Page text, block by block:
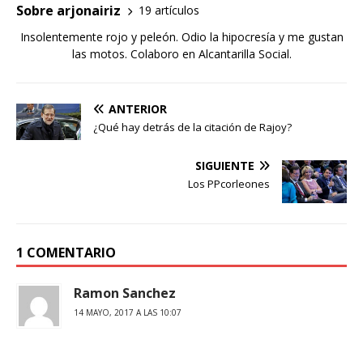
Sobre arjonairiz
19 artículos
Insolentemente rojo y peleón. Odio la hipocresía y me gustan
las motos. Colaboro en Alcantarilla Social.
ANTERIOR
¿Qué hay detrás de la citación de Rajoy?
SIGUIENTE
Los PPcorleones
1 COMENTARIO
Ramon Sanchez
14 MAYO, 2017 A LAS 10:07